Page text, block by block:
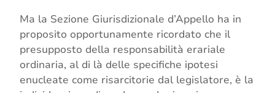
Ma la Sezione Giurisdizionale d’Appello ha in
proposito opportunamente ricordato che il
presupposto della responsabilità erariale
ordinaria, al di là delle specifiche ipotesi
enucleate come risarcitorie dal legislatore, è la